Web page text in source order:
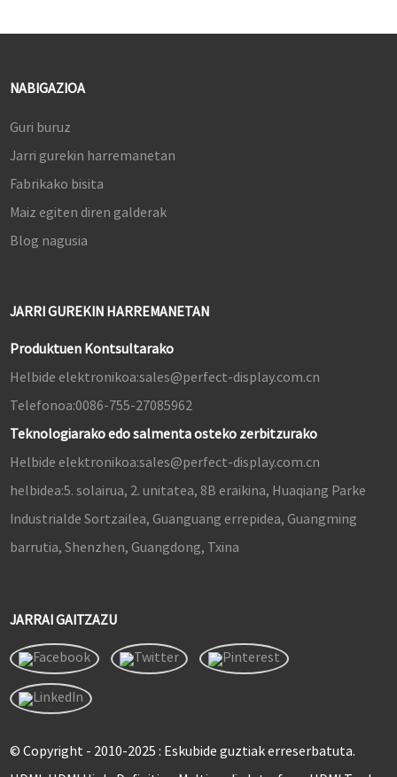
NABIGAZIOA
Guri buruz
Jarri gurekin harremanetan
Fabrikako bisita
Maiz egiten diren galderak
Blog nagusia
JARRI GUREKIN HARREMANETAN
Produktuen Kontsultarako
Helbide elektronikoa:sales@perfect-display.com.cn
Telefonoa:0086-755-27085962
Teknologiarako edo salmenta osteko zerbitzurako
Helbide elektronikoa:sales@perfect-display.com.cn
helbidea:5. solairua, 2. unitatea, 8B eraikina, Huaqiang Parke
Industrialde Sortzailea, Guanguang errepidea, Guangming
barrutia, Shenzhen, Guangdong, Txina
JARRAI GAITZAZU
© Copyright - 2010-2025 : Eskubide guztiak erreserbatuta.